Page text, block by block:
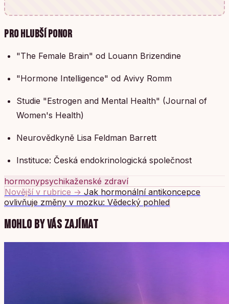
PRO HLUBŠÍ PONOR
"The Female Brain" od Louann Brizendine
"Hormone Intelligence" od Avivy Romm
Studie "Estrogen and Mental Health" (Journal of
Women's Health)
Neurovědkyně Lisa Feldman Barrett
Instituce: Česká endokrinologická společnost
hormonypsychikaženské zdraví
Novější v rubrice → Jak hormonální antikoncepce
ovlivňuje změny v mozku: Vědecký pohled
MOHLO BY VÁS ZAJÍMAT